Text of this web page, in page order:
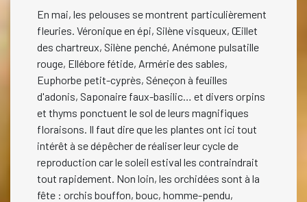
En mai, les pelouses se montrent particulièrement
fleuries. Véronique en épi, Silène visqueux, Œillet
des chartreux, Silène penché, Anémone pulsatille
rouge, Ellébore fétide, Armérie des sables,
Euphorbe petit-cyprès, Séneçon à feuilles
d'adonis, Saponaire faux-basilic… et divers orpins
et thyms ponctuent le sol de leurs magnifiques
floraisons. Il faut dire que les plantes ont ici tout
intérêt à se dépêcher de réaliser leur cycle de
reproduction car le soleil estival les contraindrait
tout rapidement. Non loin, les orchidées sont à la
fête : orchis bouffon, bouc, homme-pendu,